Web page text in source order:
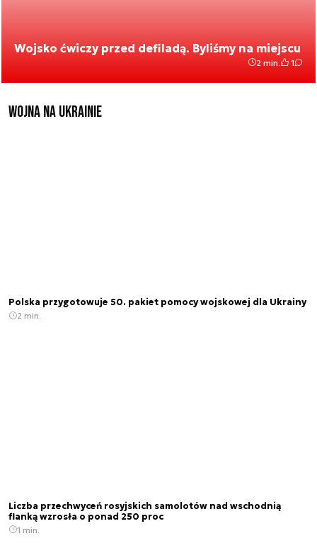
Wojsko ćwiczy przed defiladą. Byliśmy na miejscu
2 min. 1
Wojna na Ukrainie
Polska przygotowuje 50. pakiet pomocy wojskowej dla Ukrainy
2 min.
Liczba przechwyceń rosyjskich samolotów nad wschodnią
flanką wzrosła o ponad 250 proc
1 min.